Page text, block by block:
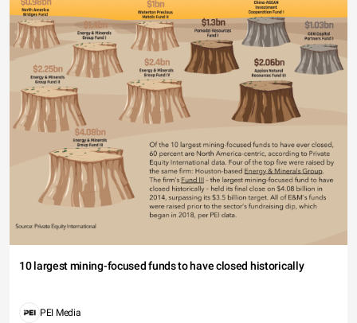
10 largest mining-focused funds to have closed historically
PEI Media